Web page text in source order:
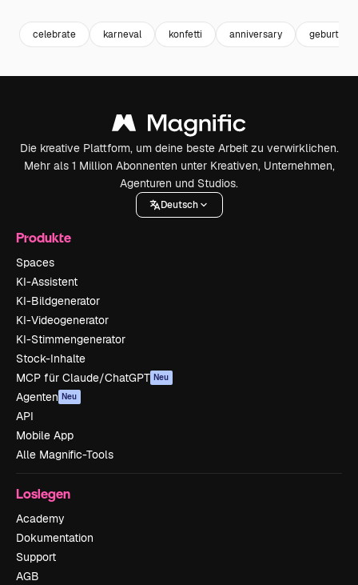
celebrate karneval konfetti anniversary
Die kreative Plattform, um deine beste Arbeit zu verwirklichen.
Mehr als 1 Million Abonnenten unter Kreativen, Unternehmen,
Agenturen und Studios.
Deutsch
Produkte
Spaces
KI-Assistent
KI-Bildgenerator
KI-Videogenerator
KI-Stimmengenerator
Stock-Inhalte
MCP für Claude/ChatGPT Neu
Agenten Neu
API
Mobile App
Alle Magnific-Tools
Loslegen
Academy
Dokumentation
Support
AGB